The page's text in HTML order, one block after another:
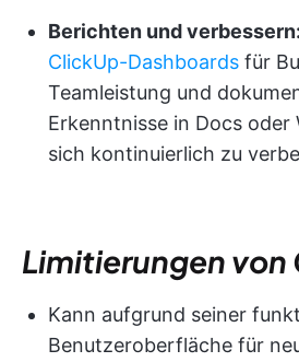
Berichten und verbessern:
ClickUp-Dashboards für
Teamleistung und
Erkenntnisse in Docs oder
sich kontinuierlich zu
Limitierungen von
Kann aufgrund seiner
Benutzeroberfläche für